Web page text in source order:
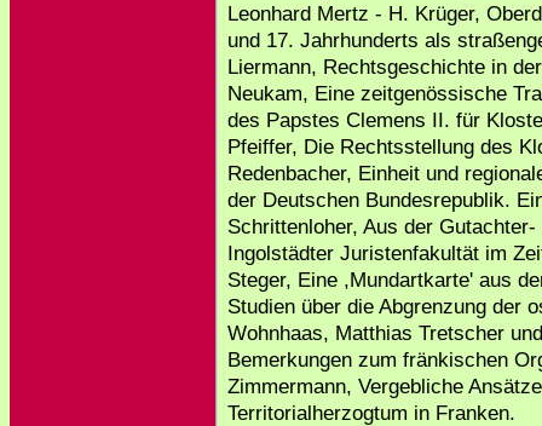
Leonhard Mertz - H. Krüger,
und 17. Jahrhunderts als
Liermann, Rechtsgeschichte in
Neukam, Eine zeitgenössische
des Papstes Clemens II. für
Pfeiffer, Die Rechtsstellung des
Redenbacher, Einheit und
der Deutschen Bundesrepublik.
Schrittenloher, Aus der
Ingolstädter Juristenfakultät im
Steger, Eine ,Mundartkarte' aus
Studien über die Abgrenzung der
Wohnhaas, Matthias Tretscher
Bemerkungen zum fränkischen
Zimmermann, Vergebliche
Territorialherzogtum in Franken.